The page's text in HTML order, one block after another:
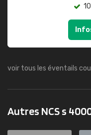
voir tous les éventails
Autres NCS s